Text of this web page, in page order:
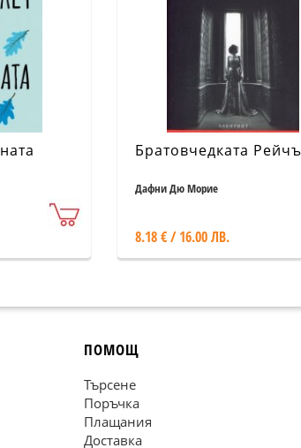
Братовчедката
Дафни Дю Морие
8.18 € / 16.00 ЛВ.
ПОМОЩ
Търсене
Поръчка
Плащания
Доставка